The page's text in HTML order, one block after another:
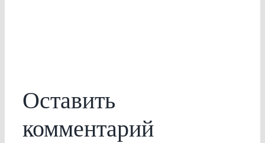
Оставить
комментарий